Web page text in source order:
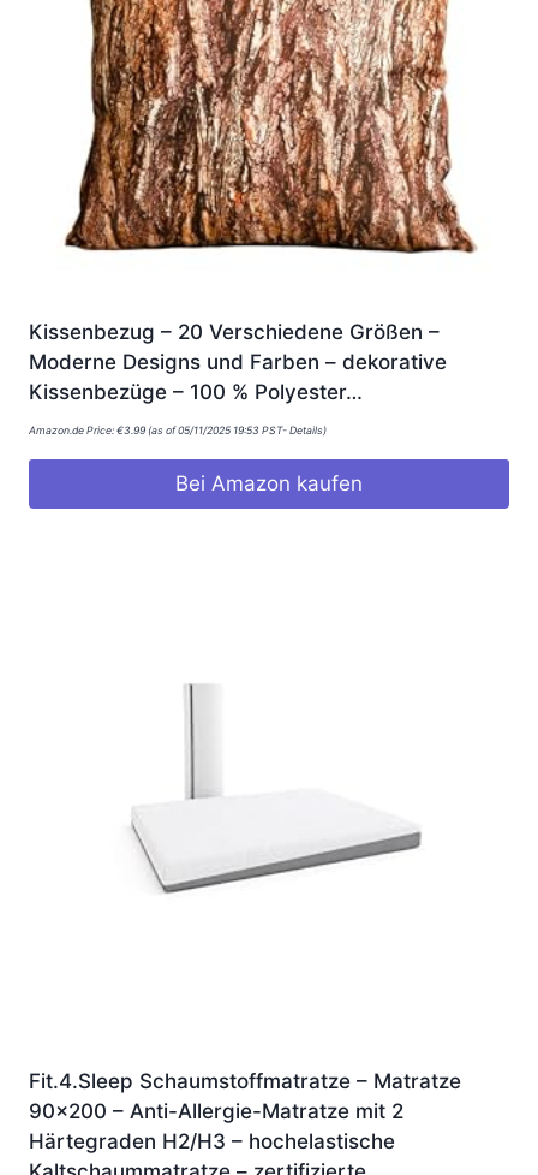
Kissenbezug – 20 Verschiedene Größen –
Moderne Designs und Farben – dekorative
Kissenbezüge – 100 % Polyester…
Amazon.de Price: €3.99 (as of 05/11/2025 19:53 PST- Details)
Bei Amazon kaufen
Fit.4.Sleep Schaumstoffmatratze – Matratze
90×200 – Anti-Allergie-Matratze mit 2
Härtegraden H2/H3 – hochelastische